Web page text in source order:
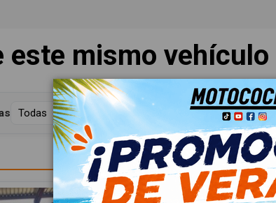
este mismo vehículo